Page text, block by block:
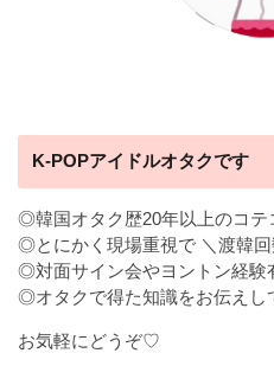
K-POPアイドルオタクです
◎韓国オタク歴20年以上のコテ
◎とにかく現場重視で ＼渡韓回
◎対面サイン会やヨントン経験
◎オタクで得た知識をお伝えし
お気軽にどうぞ♡